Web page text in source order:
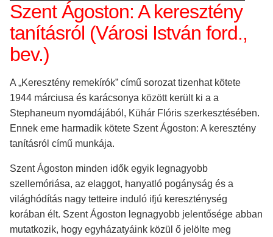
Szent Ágoston: A keresztény
tanításról (Városi István ford.,
bev.)
A „Keresztény remekírók” című sorozat tizenhat kötete
1944 márciusa és karácsonya között került ki a a
Stephaneum nyomdájából, Kühár Flóris szerkesztésében.
Ennek eme harmadik kötete Szent Ágoston: A keresztény
tanításról című munkája.
Szent Ágoston minden idők egyik legnagyobb
szellemóriása, az elaggot, hanyatló pogányság és a
világhódítás nagy tetteire induló ifjú kereszténység
korában élt. Szent Ágoston legnagyobb jelentősége abban
mutatkozik, hogy egyházatyáink közül ő jelölte meg